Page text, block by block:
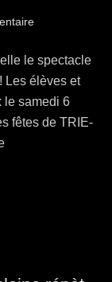
le spectacle
Les élèves et
le samedi 6
fêtes de TRIE-